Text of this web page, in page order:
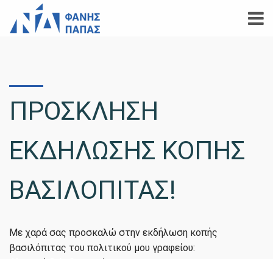
ΠΡΟΣΚΛΗΣΗ
ΕΚΔΗΛΩΣΗΣ ΚΟΠΗΣ
ΒΑΣΙΛΟΠΙΤΑΣ!
Με χαρά σας προσκαλώ στην εκδήλωση κοπής
βασιλόπιτας του πολιτικού μου γραφείου: